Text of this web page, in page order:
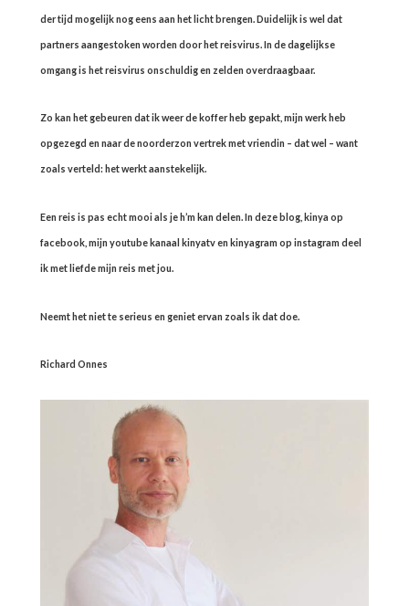
der tijd mogelijk nog eens aan het licht brengen. Duidelijk is wel dat
partners aangestoken worden door het reisvirus. In de dagelijkse
omgang is het reisvirus onschuldig en zelden overdraagbaar.
Zo kan het gebeuren dat ik weer de koffer heb gepakt, mijn werk heb
opgezegd en naar de noorderzon vertrek met vriendin – dat wel – want
zoals verteld: het werkt aanstekelijk.
Een reis is pas echt mooi als je h’m kan delen. In deze blog, kinya op
facebook, mijn youtube kanaal kinyatv en kinyagram op instagram deel
ik met liefde mijn reis met jou.
Neemt het niet te serieus en geniet ervan zoals ik dat doe.
Richard Onnes